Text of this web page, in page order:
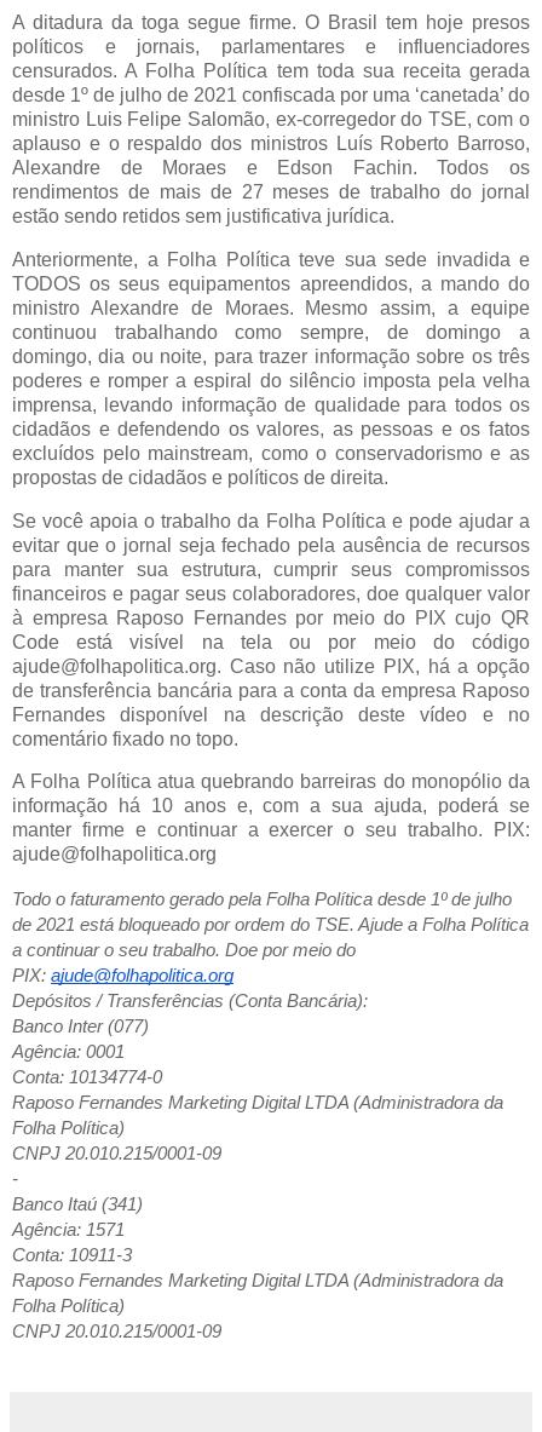
A ditadura da toga segue firme. O Brasil tem hoje presos
políticos e jornais, parlamentares e influenciadores
censurados. A Folha Política tem toda sua receita gerada
desde 1º de julho de 2021 confiscada por uma ‘canetada’ do
ministro Luis Felipe Salomão, ex-corregedor do TSE, com o
aplauso e o respaldo dos ministros Luís Roberto Barroso,
Alexandre de Moraes e Edson Fachin. Todos os
rendimentos de mais de 27 meses de trabalho do jornal
estão sendo retidos sem justificativa jurídica.
Anteriormente, a Folha Política teve sua sede invadida e
TODOS os seus equipamentos apreendidos, a mando do
ministro Alexandre de Moraes. Mesmo assim, a equipe
continuou trabalhando como sempre, de domingo a
domingo, dia ou noite, para trazer informação sobre os três
poderes e romper a espiral do silêncio imposta pela velha
imprensa, levando informação de qualidade para todos os
cidadãos e defendendo os valores, as pessoas e os fatos
excluídos pelo mainstream, como o conservadorismo e as
propostas de cidadãos e políticos de direita.
Se você apoia o trabalho da Folha Política e pode ajudar a
evitar que o jornal seja fechado pela ausência de recursos
para manter sua estrutura, cumprir seus compromissos
financeiros e pagar seus colaboradores, doe qualquer valor
à empresa Raposo Fernandes por meio do PIX cujo QR
Code está visível na tela ou por meio do código
ajude@folhapolitica.org. Caso não utilize PIX, há a opção
de transferência bancária para a conta da empresa Raposo
Fernandes disponível na descrição deste vídeo e no
comentário fixado no topo.
A Folha Política atua quebrando barreiras do monopólio da
informação há 10 anos e, com a sua ajuda, poderá se
manter firme e continuar a exercer o seu trabalho. PIX:
ajude@folhapolitica.org
Todo o faturamento gerado pela Folha Política desde 1º de julho
de 2021 está bloqueado por ordem do TSE. Ajude a Folha Política
a continuar o seu trabalho. Doe por meio do
PIX: ajude@folhapolitica.org
Depósitos / Transferências (Conta Bancária):
Banco Inter (077)
Agência: 0001
Conta: 10134774-0
Raposo Fernandes Marketing Digital LTDA (Administradora da
Folha Política)
CNPJ 20.010.215/0001-09
-
Banco Itaú (341)
Agência: 1571
Conta: 10911-3
Raposo Fernandes Marketing Digital LTDA (Administradora da
Folha Política)
CNPJ 20.010.215/0001-09